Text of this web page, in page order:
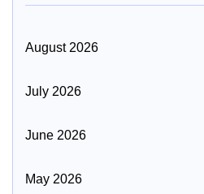
August 2026
July 2026
June 2026
May 2026